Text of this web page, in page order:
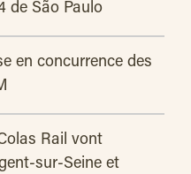
de São Paulo
en concurrence des
Rail vont
sur-Seine et